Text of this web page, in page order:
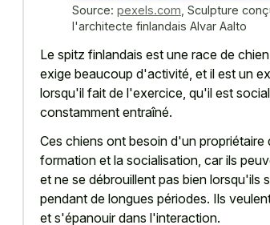
Source: pexels.com, Sculpture
l'architecte finlandais Alvar Aalto
Le spitz finlandais est une race de
exige beaucoup d'activité, et il est un
lorsqu'il fait de l'exercice, qu'il est
constamment entraîné.
Ces chiens ont besoin d'un propriétaire
formation et la socialisation, car ils
et ne se débrouillent pas bien lorsqu'ils
pendant de longues périodes. Ils
et s'épanouir dans l'interaction.